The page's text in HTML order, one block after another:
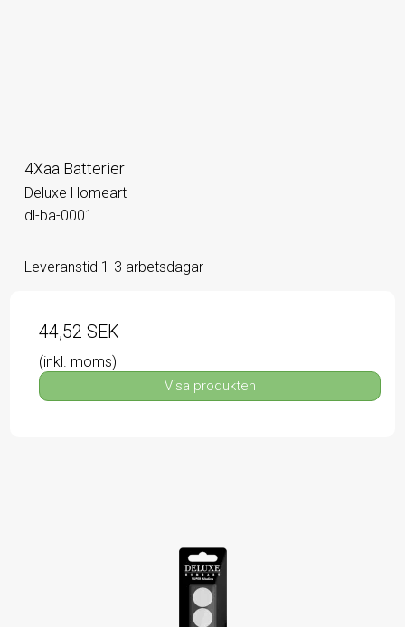
4Xaa Batterier
Deluxe Homeart
dl-ba-0001
Leveranstid 1-3 arbetsdagar
44,52 SEK
(inkl. moms)
Visa produkten